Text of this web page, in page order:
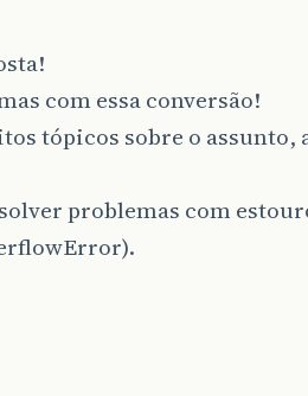
com essa conversão!
tópicos sobre o assunto,
problemas com